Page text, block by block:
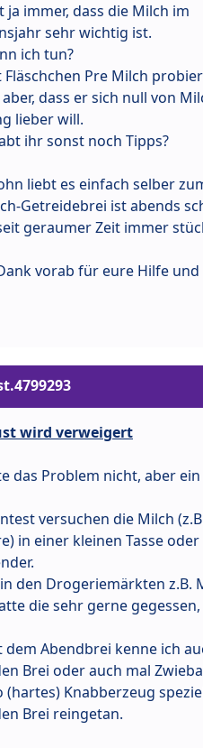
ja immer, dass die Milch im
sehr wichtig ist.
ich tun?
Fläschchen Pre Milch
aber, dass er sich null von
lieber will.
ihr sonst noch Tipps?
liebt es einfach selber
Getreidebrei ist abends
geraumer Zeit immer
vorab für eure Hilfe
wird verweigert
das Problem nicht, aber
versuchen die Milch
in einer kleinen Tasse
den Drogeriemärkten z.B.
die sehr gerne
dem Abendbrei kenne ich
Brei oder auch mal
(hartes) Knabberzeug
Brei reingetan.